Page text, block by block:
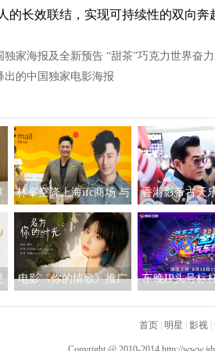
的长效联结，实现可持续性的双向奔
独家海报及全新预告 “甜茶”巧克力世界奋
出的中国独家电影海报
林峯空降上海ifc商场 与
粉丝共度缤纷春日
香港影帝古天
海ifc商场 点亮
型圣诞之旅」
电影《你的情歌》推广
车晚IP头号标
四网第一热搜
首页 明星 影视